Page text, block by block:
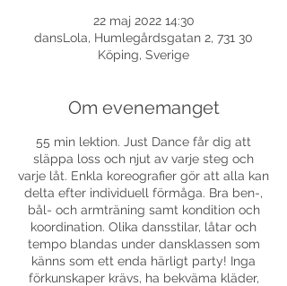
22 maj 2022 14:30
dansLola, Humlegårdsgatan 2, 731 30
Köping, Sverige
Om evenemanget
55 min lektion. Just Dance får dig att
släppa loss och njut av varje steg och
varje låt. Enkla koreografier gör att alla kan
delta efter individuell förmåga. Bra ben-,
bål- och armträning samt kondition och
koordination. Olika dansstilar, låtar och
tempo blandas under dansklassen som
känns som ett enda härligt party! Inga
förkunskaper krävs, ha bekväma kläder,